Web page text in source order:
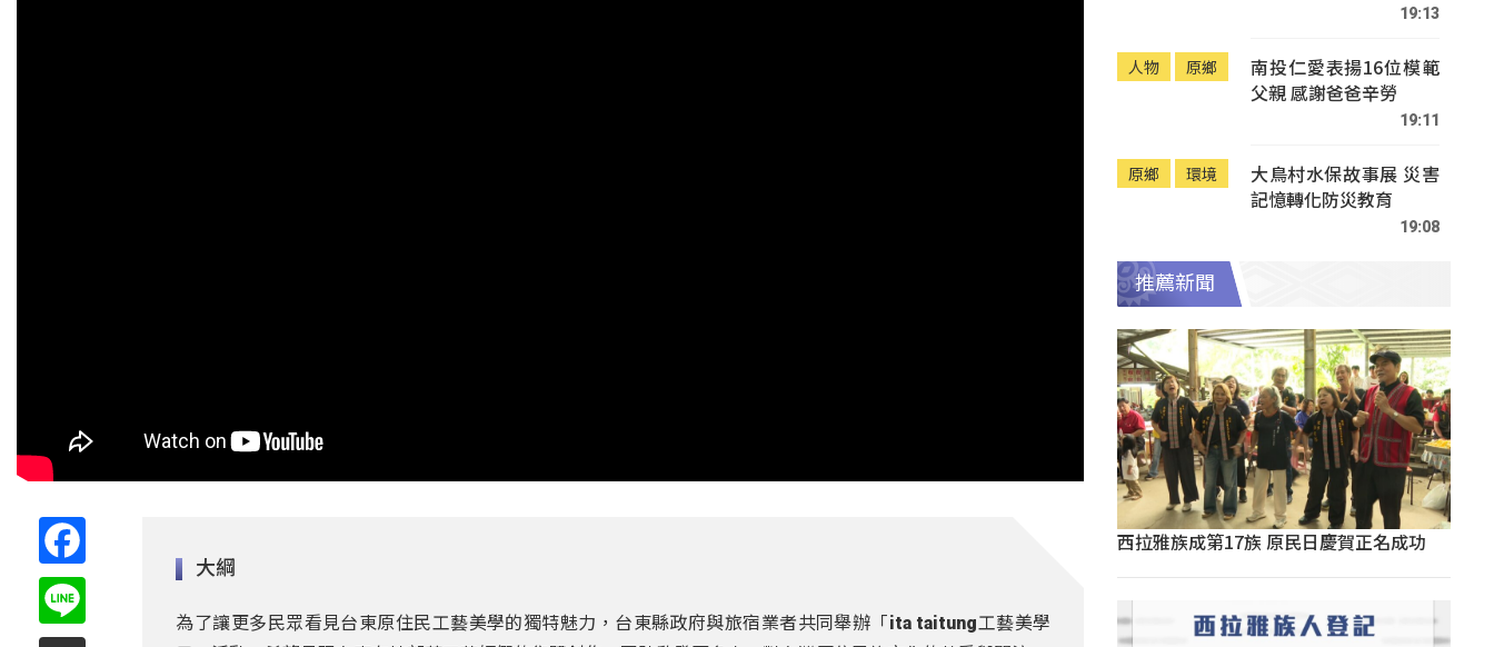
大綱
為了讓更多民眾看見台東原住民工藝美學的獨特魅力，台東縣政府與旅宿業者共同舉辦「ita taitung工藝美學
19:13
人物 原鄉
南投仁愛表揚16位模範
父親 感謝爸爸辛勞
19:11
原鄉 環境
大鳥村水保故事展 災害
記憶轉化防災教育
19:08
推薦新聞
西拉雅族成第17族 原民日慶賀正名成功